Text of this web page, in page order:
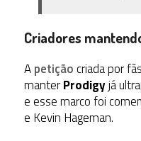
Criadores
Apetiçãocriada por
manterProdigyjá
e esse marco foi
e Kevin Hageman.